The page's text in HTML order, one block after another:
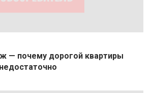
— почему дорогой квартиры